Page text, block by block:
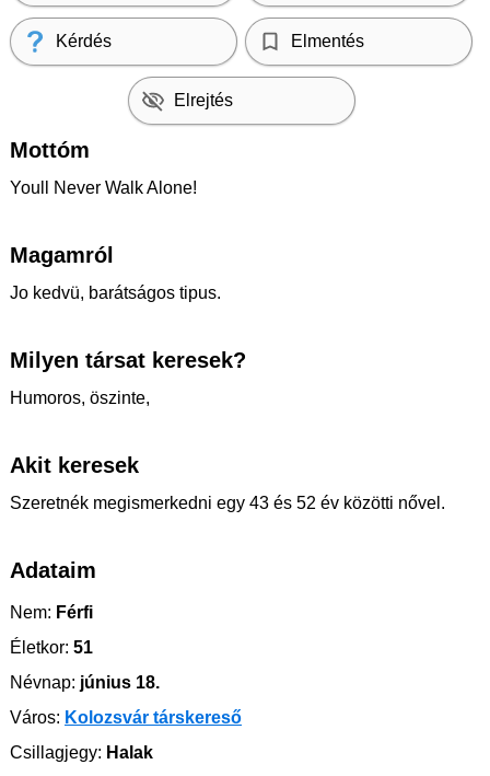
Kérdés Elmentés
Elrejtés
Mottóm
Youll Never Walk Alone!
Magamról
Jo kedvü, barátságos tipus.
Milyen társat keresek?
Humoros, öszinte,
Akit keresek
Szeretnék megismerkedni egy 43 és 52 év közötti nővel.
Adataim
Nem: Férfi
Életkor: 51
Névnap: június 18.
Város: Kolozsvár társkereső
Csillagjegy: Halak